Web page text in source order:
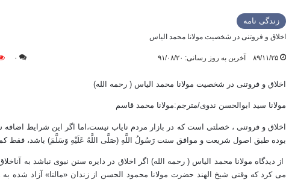
زندگی نامه
اخلاق و فروتنی در شخصيت مولانا محمد الیاس
۸۹/۱۱/۲۵ آخرین به روز رسانی: ۹۱/۰۸/۲۰ ۰
اخلاق و فروتنی در شخصيت مولانا محمد الیاس ( رحمه الله)
مولانا سید ابوالحسن ندوی/مترجم:مولانا محمد قاسم
اخلاق و فروتنی ، خصلتی است که در بازار مردم نایاب نیست،اما اگر این شرایط
بوده طبق اصول شریعت و موافق سنت رَسُولُ اللَّهِ (صَلَّى اللَّهُ عَلَيْهِ وَسَلَّمَ) باشد، فقط
از دیدگاه مولانا محمد الیاس ( رحمه الله) اگر اخلاق در دایره سنن نبوی نباشد به
می کرد که وقتی شیخ الهند حضرت مولانا محمود الحسن از زندان «مالتا» آزاد